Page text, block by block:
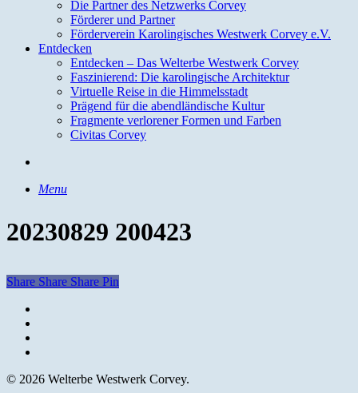
Die Partner des Netzwerks Corvey
Förderer und Partner
Förderverein Karolingisches Westwerk Corvey e.V.
Entdecken
Entdecken – Das Welterbe Westwerk Corvey
Faszinierend: Die karolingische Architektur
Virtuelle Reise in die Himmelsstadt
Prägend für die abendländische Kultur
Fragmente verlorener Formen und Farben
Civitas Corvey
Menu
20230829 200423
Share Share Share Pin
© 2026 Welterbe Westwerk Corvey.